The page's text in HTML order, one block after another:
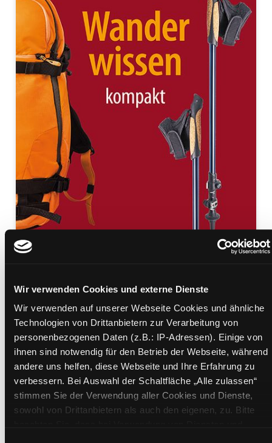
Wir verwenden Cookies und externe Dienste
Wir verwenden auf unserer Webseite Cookies und ähnliche
Technologien von Drittanbietern zur Verarbeitung von
personenbezogenen Daten (z.B.: IP-Adressen). Einige von
ihnen sind notwendig für den Betrieb der Webseite, während
andere uns helfen, diese Webseite und Ihre Erfahrung zu
verbessern. Bei Auswahl der Schaltfläche „Alle zulassen“
stimmen Sie der Verwendung aller Cookies und Dienste,
sowohl von Drittanbietern als auch den eigenen, zu. Bitte
Wanderwissen kompakt
Mediengruppe:Sachbuch
Verfasser:Suche nach diesem Verfasser
Hlade, Christian
Beschreibung ein-/ausblenden
Mehr Informationen ein-/ausblenden